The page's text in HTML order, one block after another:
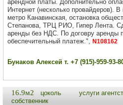
арендной платы. Дополнительно
Интернет (несколько провайдеров). В
метро Канавинская, остановка
Степанова, ТРЦ РИО, Гипер Лента.
аренды без НДС. По договру аренды
обеспечительный платеж.", N108162
Бунаков Алексей т. +7 (915)-959-93-
16.9м2 цоколь
услуги
собственник